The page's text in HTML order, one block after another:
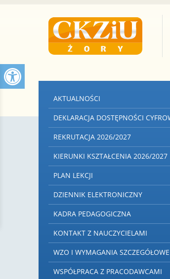
AKTUALNOŚCI
DEKLARACJA DOSTĘPNOŚCI
REKRUTACJA 2026/2027
KIERUNKI KSZTAŁCENIA 2026/2027
PLAN LEKCJI
DZIENNIK ELEKTRONICZNY
KADRA PEDAGOGICZNA
KONTAKT Z NAUCZYCIELAMI
WZO I WYMAGANIA SZCZEGÓŁOWE
WSPÓŁPRACA Z PRACODAWCAMI